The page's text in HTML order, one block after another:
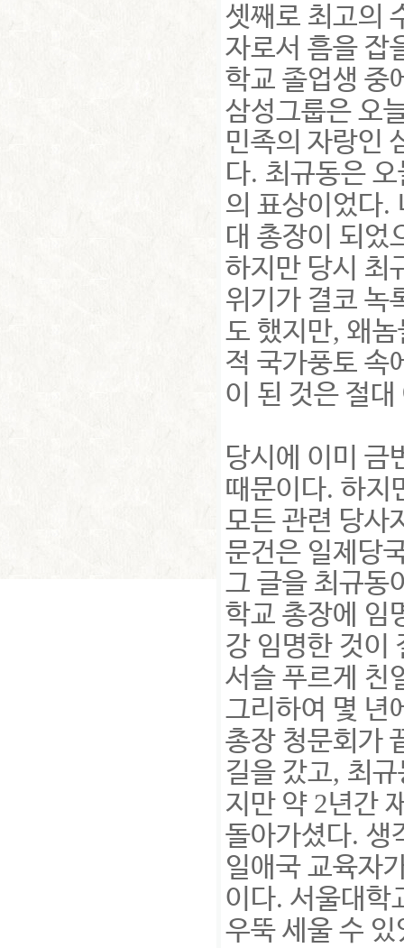
셋째로 최고의
자로서 흠을 잡
학교 졸업생 중
삼성그룹은 오
민족의 자랑인
다. 최규동은
의 표상이었다.
대 총장이 되었
하지만 당시 최
위기가 결코 녹
도 했지만, 왜
적 국가풍토 속
이 된 것은 절
당시에 이미 금
때문이다. 하지
모든 관련 당사
문건은 일제당
그 글을 최규동
학교 총장에 임
강 임명한 것이
서슬 푸르게 친
그리하여 몇 년
총장 청문회가
길을 갔고, 최
지만 약 2년간
돌아가셨다. 생
일애국 교육자
이다. 서울대학
우뚝 세울 수